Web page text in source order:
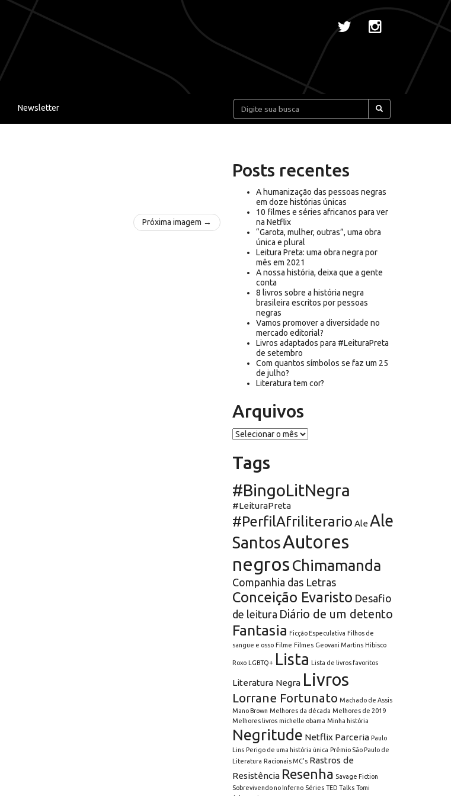
Newsletter Pesquisar:
Próxima imagem →
Posts recentes
A humanização das pessoas negras
em doze histórias únicas
10 filmes e séries africanos para ver
na Netflix
“Garota, mulher, outras”, uma obra
única e plural
Leitura Preta: uma obra negra por
mês em 2021
A nossa história, deixa que a gente
conta
8 livros sobre a história negra
brasileira escritos por pessoas
negras
Vamos promover a diversidade no
mercado editorial?
Livros adaptados para #LeituraPreta
de setembro
Com quantos símbolos se faz um 25
de julho?
Literatura tem cor?
Arquivos
Arquivos
Tags
#BingoLitNegra
#LeituraPreta
#PerfilAfriliterario Ale Ale
SantosAutores
negros Chimamanda
Companhia das Letras
Conceição Evaristo Desafio
de leitura Diário de um detento
Fantasia Ficção Especulativa Filhos de
sangue e osso Filme Filmes Geovani Martins Hibisco
Roxo LGBTQ+ Lista Lista de livros favoritos
Literatura Negra Livros
Lorrane Fortunato Machado de Assis
Mano Brown Melhores da década Melhores de 2019
Melhores livros michelle obama Minha história
Negritude Netflix Parceria Paulo
Lins Perigo de uma história única Prêmio São Paulo de
Literatura Racionais MC's Rastros de
Resistência Resenha Savage Fiction
Sobrevivendo no Inferno Séries TED Talks Tomi